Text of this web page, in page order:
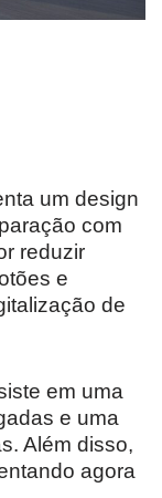
um design
com
reduzir
e
de
em uma
e uma
Além disso,
agora